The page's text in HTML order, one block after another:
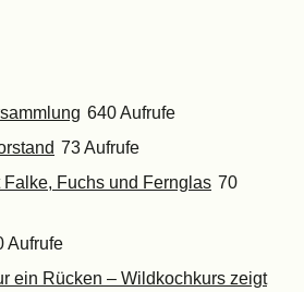
640 Aufrufe
73 Aufrufe
Falke, Fuchs und Fernglas 70
Aufrufe
ein Rücken – Wildkochkurs zeigt